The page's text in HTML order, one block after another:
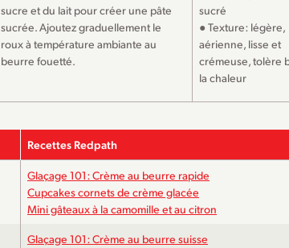
sucre et du lait pour créer une pâte
sucrée. Ajoutez graduellement le
roux à température ambiante au
beurre fouetté.
sucré
● Texture: légère,
aérienne, lisse et
crémeuse, tolère
la chaleur
Recettes Redpath
Glaçage 101: Crème au beurre rapide
Cupcakes cornets de crème glacée
Mini gâteaux à la camomille et au citron
Glaçage 101: Crème au beurre suisse